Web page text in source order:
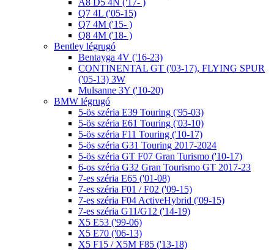
Q7 4L ('05-15)
Q7 4M ('15- )
Q8 4M ('18- )
Bentley légrugó
Bentayga 4V ('16-23)
CONTINENTAL GT ('03-17), FLYING SPUR
('05-13) 3W
Mulsanne 3Y ('10-20)
BMW légrugó
5-ös széria E39 Touring ('95-03)
5-ös széria E61 Touring ('03-10)
5-ös széria F11 Touring ('10-17)
5-ös széria G31 Touring 2017-2024
5-ös széria GT F07 Gran Turismo ('10-17)
6-os széria G32 Gran Tourismo GT 2017-23
7-es széria E65 ('01-08)
7-es széria F01 / F02 ('09-15)
7-es széria F04 ActiveHybrid ('09-15)
7-es széria G11/G12 ('14-19)
X5 E53 ('99-06)
X5 E70 ('06-13)
X5 F15 / X5M F85 ('13-18)